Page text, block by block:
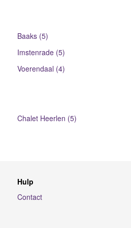
Baaks (5)
Imstenrade (5)
Voerendaal (4)
Chalet Heerlen (5)
Hulp
Contact